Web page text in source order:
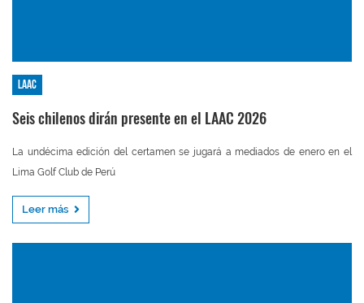
LAAC
Seis chilenos dirán presente en el LAAC 2026
La undécima edición del certamen se jugará a mediados de enero en el
Lima Golf Club de Perú
Leer más